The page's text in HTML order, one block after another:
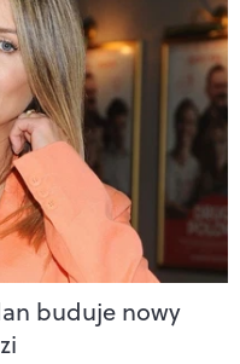
buduje nowy